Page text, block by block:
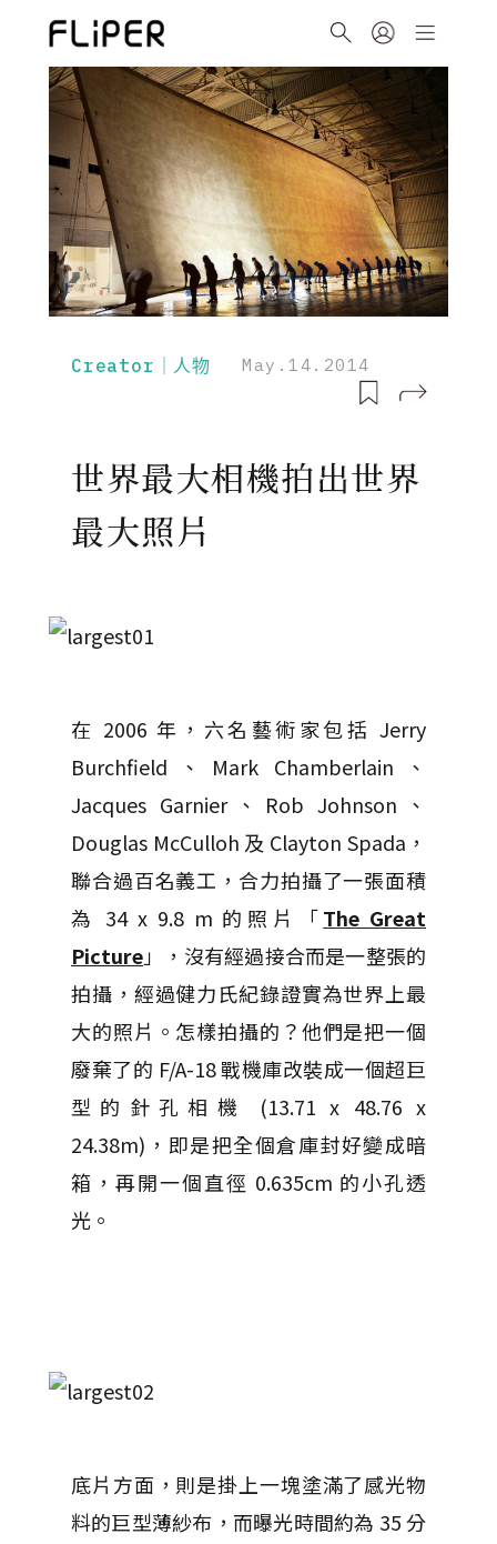
Creator｜人物 May.14.2014
世界最大相機拍出世界
最大照片
在 2006 年，六名藝術家包括 Jerry
Burchfield、Mark Chamberlain、
Jacques Garnier、Rob Johnson、
Douglas McCulloh 及 Clayton Spada，
聯合過百名義工，合力拍攝了一張面積
為 34 x 9.8 m 的照片「The Great
Picture」，沒有經過接合而是一整張的
拍攝，經過健力氏紀錄證實為世界上最
大的照片。怎樣拍攝的？他們是把一個
廢棄了的 F/A-18 戰機庫改裝成一個超巨
型的針孔相機 (13.71 x 48.76 x
24.38m)，即是把全個倉庫封好變成暗
箱，再開一個直徑 0.635cm 的小孔透
光。
底片方面，則是掛上一塊塗滿了感光物
料的巨型薄紗布，而曝光時間約為 35 分